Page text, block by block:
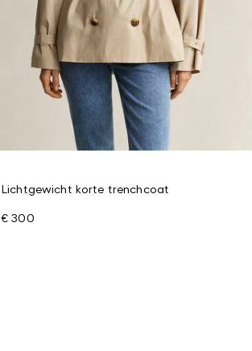
Lichtgewicht korte trenchcoat
€ 300